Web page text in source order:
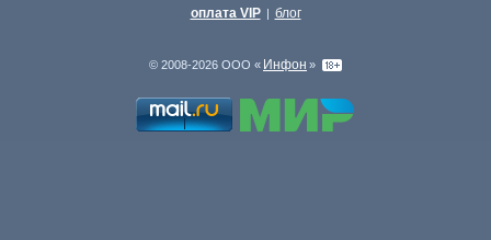
оплата VIP | блог
© 2008-2026 ООО « Инфон »